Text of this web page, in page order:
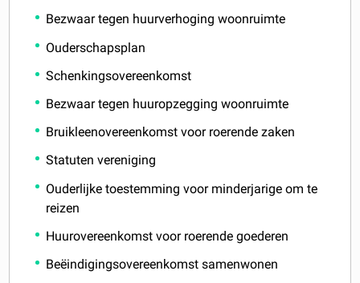
Bezwaar tegen huurverhoging woonruimte
Ouderschapsplan
Schenkingsovereenkomst
Bezwaar tegen huuropzegging woonruimte
Bruikleenovereenkomst voor roerende zaken
Statuten vereniging
Ouderlijke toestemming voor minderjarige om te
reizen
Huurovereenkomst voor roerende goederen
Beëindigingsovereenkomst samenwonen